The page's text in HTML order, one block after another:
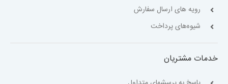
رویه های ارسال سفارش
شیوه‌های پرداخت
خدمات مشتریان